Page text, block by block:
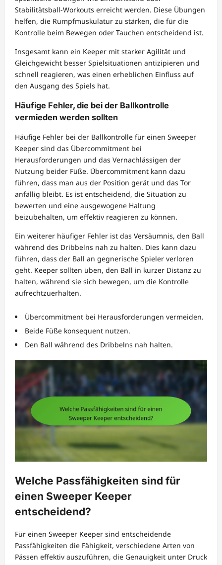
Stabilitätsball-Workouts erreicht werden. Diese Übungen
helfen, die Rumpfmuskulatur zu stärken, die für die
Kontrolle beim Bewegen oder Tauchen entscheidend ist.
Insgesamt kann ein Keeper mit starker Agilität und
Gleichgewicht besser Spielsituationen antizipieren und
schnell reagieren, was einen erheblichen Einfluss auf
den Ausgang des Spiels hat.
Häufige Fehler, die bei der Ballkontrolle
vermieden werden sollten
Häufige Fehler bei der Ballkontrolle für einen Sweeper
Keeper sind das Übercommitment bei
Herausforderungen und das Vernachlässigen der
Nutzung beider Füße. Übercommitment kann dazu
führen, dass man aus der Position gerät und das Tor
anfällig bleibt. Es ist entscheidend, die Situation zu
bewerten und eine ausgewogene Haltung
beizubehalten, um effektiv reagieren zu können.
Ein weiterer häufiger Fehler ist das Versäumnis, den Ball
während des Dribbelns nah zu halten. Dies kann dazu
führen, dass der Ball an gegnerische Spieler verloren
geht. Keeper sollten üben, den Ball in kurzer Distanz zu
halten, während sie sich bewegen, um die Kontrolle
aufrechtzuerhalten.
Übercommitment bei Herausforderungen vermeiden.
Beide Füße konsequent nutzen.
Den Ball während des Dribbelns nah halten.
Welche Passfähigkeiten sind für
einen Sweeper Keeper
entscheidend?
Für einen Sweeper Keeper sind entscheidende
Passfähigkeiten die Fähigkeit, verschiedene Arten von
Pässen effektiv auszuführen, die Genauigkeit unter Druck